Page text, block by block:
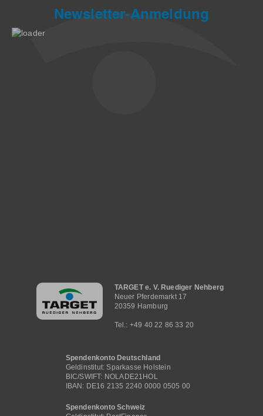
Newsletter-Anmeldung
Hauptnavigation
TARGET e. V. Ruediger Nehberg
Neuer Pferdemarkt 17
20359 Hamburg
Tel.: +49 40 22 86 33 20
Spendenkonto Deutschland
Geldinstitut: Sparkasse Holstein
BIC/SWIFT: NOLADE21HOL
IBAN: DE16 2135 2240 0000 0505 00
Spendenkonto Schweiz